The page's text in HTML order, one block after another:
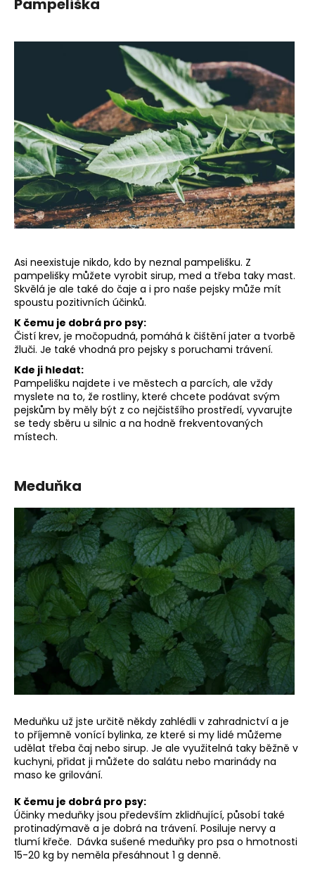
Pampeliška
Asi neexistuje nikdo, kdo by neznal pampelišku. Z
pampelišky můžete vyrobit sirup, med a třeba taky mast.
Skvělá je ale také do čaje a i pro naše pejsky může mít
spoustu pozitivních účinků.
K čemu je dobrá pro psy:
Čistí krev, je močopudná, pomáhá k čištění jater a tvorbě
žluči. Je také vhodná pro pejsky s poruchami trávení.
Kde ji hledat:
Pampelišku najdete i ve městech a parcích, ale vždy
myslete na to, že rostliny, které chcete podávat svým
pejskům by měly být z co nejčistšího prostředí, vyvarujte
se tedy sběru u silnic a na hodně frekventovaných
místech.
Meduňka
Meduňku už jste určitě někdy zahlédli v zahradnictví a je
to příjemně vonící bylinka, ze které si my lidé můžeme
udělat třeba čaj nebo sirup. Je ale využitelná taky běžně v
kuchyni, přidat ji můžete do salátu nebo marinády na
maso ke grilování.
K čemu je dobrá pro psy:
Účinky meduňky jsou především zklidňující, působí také
protinadýmavě a je dobrá na trávení. Posiluje nervy a
tlumí křeče. Dávka sušené meduňky pro psa o hmotnosti
15-20 kg by neměla přesáhnout 1 g denně.